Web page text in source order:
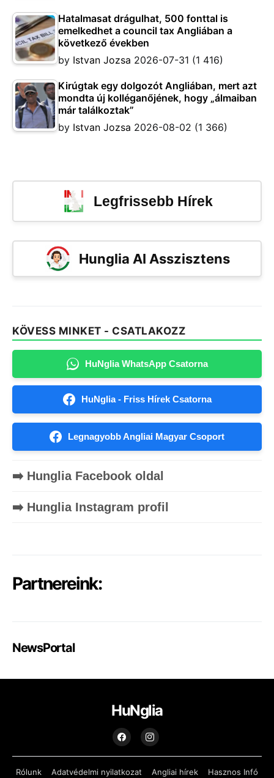
Hatalmasat drágulhat, 500 fonttal is
emelkedhet a council tax Angliában a
következő években
by Istvan Jozsa 2026-07-31 (1 416)
Kirúgtak egy dolgozót Angliában, mert azt
mondta új kolléganőjének, hogy „álmaiban
már találkoztak”
by Istvan Jozsa 2026-08-02 (1 366)
Legfrissebb Hírek
Hunglia AI Asszisztens
KÖVESS MINKET - CSATLAKOZZ
HuNglia WhatsApp Csatorna
HuNglia - Friss Hírek Csatorna
Legnagyobb Angliai Magyar Csoport
➡️ Hunglia Facebook oldal
➡️ Hunglia Instagram profil
Partnereink:
NewsPortal
HuNglia
Rólunk Adatvédelmi nyilatkozat Angliai hírek
Hasznos Infó